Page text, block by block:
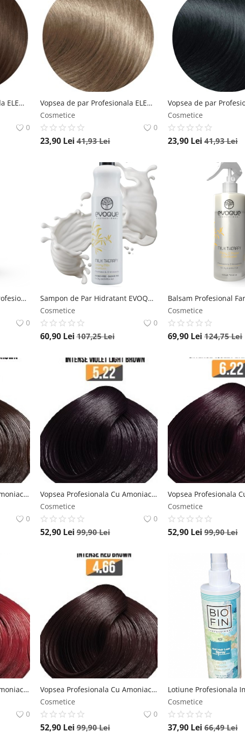
Vopsea de par Profesionala ELEMENT 6.41, 120 ml (2x60 ml) Desert Brown
0
Vopsea de par Profesionala ELEMENT 8.1, 100 Ml, Light Ash Blonde Element
Cosmetice
0
23,90 Lei 41,93Lei
Cosmetice
23,90 Lei 41,93Lei
Balsam de Par Leave-in Profesional EVOQUE Smart Keratin, 400 ml , Balsam Fara Clatire cu Keratina, Ulei de Argan si Macadamia, Anti-Frizz, Protectie UV Evoque
0
Sampon de Par Hidratant EVOQUE Milk Therapy, 400 ml , Fara Sulfati si Parabeni, Cu 12 Aminoacizi si Vitamina E , Reparare, Anti-Frizz, Profesional Evoque
Cosmetice
0
60,90 Lei 107,25Lei
Cosmetice
69,90 Lei 124,75Lei
Vopsea Profesionala Cu Amoniac Redus EVOQUE Milk Therapy, Nuanta 5.74 Copper Coffee Light Brown , Cu Tehnologie Lipid Micro Emulsion, 100 ml - Evoque Evoque
0
Vopsea Profesionala Cu Amoniac Redus EVOQUE Milk Therapy, Nuanta 5.22 Intense Violet Light Brown , Cu Tehnologie Lipid Micro Emulsion, 100 ml - Evoque Evoque
Cosmetice
0
52,90 Lei 99,90Lei
Cosmetice
52,90 Lei 99,90Lei
Vopsea Profesionala Cu Amoniac Redus EVOQUE Milk Therapy, Nuanta 7.66 Intense Red Blonde , Cu Tehnologie Lipid Micro Emulsion, 100 ml - Evoque Evoque
0
Vopsea Profesionala Cu Amoniac Redus EVOQUE Milk Therapy, Nuanta 4.66 Intense Red Brown , Cu Tehnologie Lipid Micro Emulsion, 100 ml - Evoque Evoque
Cosmetice
0
52,90 Lei 99,90Lei
Cosmetice
37,90 Lei 66,49Lei